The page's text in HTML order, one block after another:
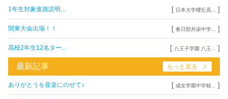
1年生対象進路説明... [ 日本大学櫻丘高... ]
関東大会出場！！ [ 春日部共栄中学... ]
高校2年生12名ター... [ 八王子学園 八王... ]
最新記事 もっと見る
ありがとうを音楽にのせて♪ [ 成女学園中学校... ]